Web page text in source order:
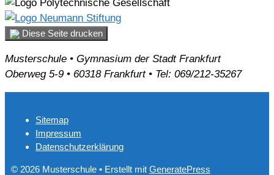
Diese Seite drucken
Musterschule • Gymnasium der Stadt Frankfurt
Oberweg 5-9 • 60318 Frankfurt • Tel: 069/212-35267
Sitemap
Impressum
Datenschutzerklärung
© 2026 Musterschule • Erstellt mit GeneratePress